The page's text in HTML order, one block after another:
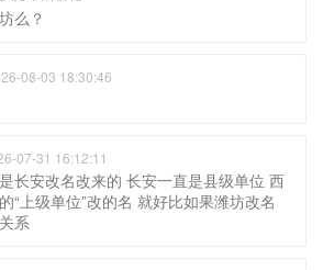
么？
08-03 18:30:46
07-31 16:12:11
长安改名改来的 长安一直是县级单位 西
“上级单位”改的名 就好比如果潍坊改名
系